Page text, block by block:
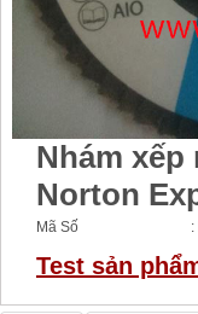
Nhám xếp
Norton
Mã Số :
Test sản